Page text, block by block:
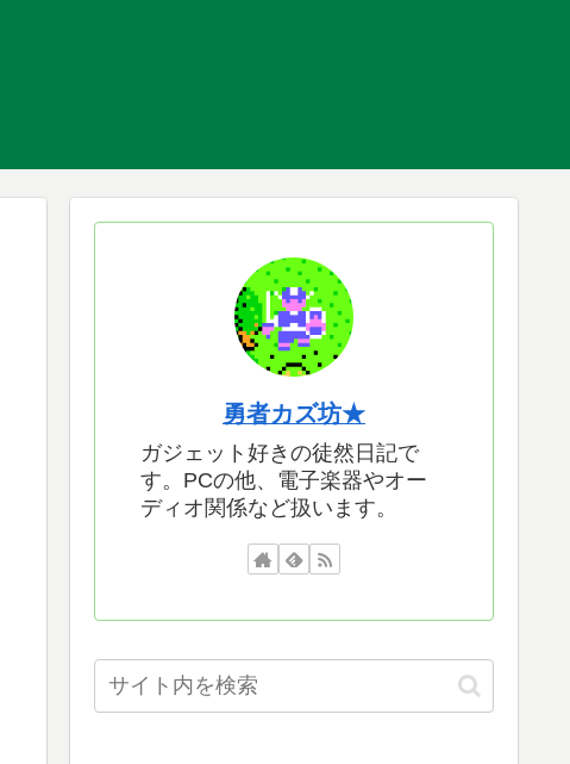
勇者カズ坊★
ガジェット好きの徒然日記で
す。PCの他、電子楽器やオー
ディオ関係など扱います。